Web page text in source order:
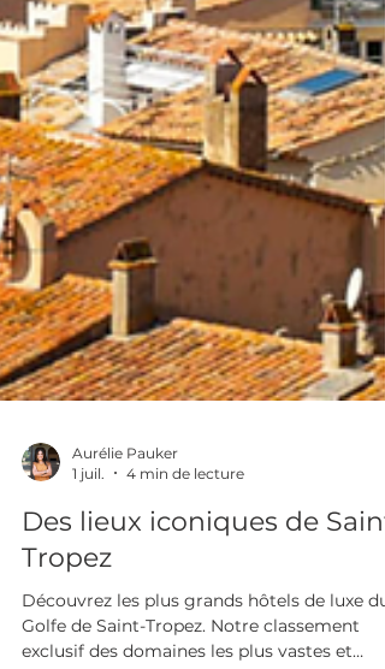
1 juil.
4 min de lecture
Des lieux iconiques de
Tropez
Découvrez les plus grands hôtels de luxe du